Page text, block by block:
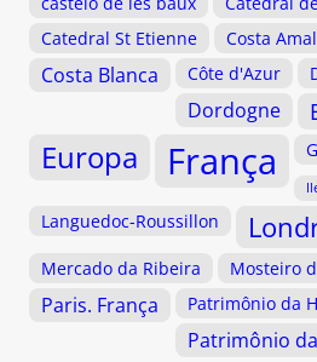
Catedral St Etienne
Costa
Costa Blanca Côte d'Azur
Dordogne
Europa França
Languedoc-Roussillon
Mercado da Ribeira Mosteiro
Paris. França Patrimônio da
Patrimônio